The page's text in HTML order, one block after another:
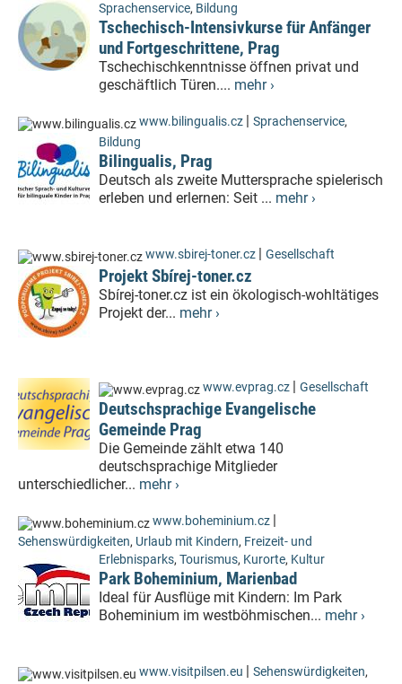
Sprachenservice, Bildung
Tschechisch-Intensivkurse für Anfänger
und Fortgeschrittene, Prag
Tschechischkenntnisse öffnen privat und
geschäftlich Türen.... mehr ›
www.bilingualis.cz | Sprachenservice,
Bildung
Bilingualis, Prag
Deutsch als zweite Muttersprache spielerisch
erleben und erlernen: Seit ... mehr ›
www.sbirej-toner.cz | Gesellschaft
Projekt Sbírej-toner.cz
Sbírej-toner.cz ist ein ökologisch-wohltätiges
Projekt der... mehr ›
www.evprag.cz | Gesellschaft
Deutschsprachige Evangelische
Gemeinde Prag
Die Gemeinde zählt etwa 140
deutschsprachige Mitglieder
unterschiedlicher... mehr ›
www.boheminium.cz |
Sehenswürdigkeiten, Urlaub mit Kindern, Freizeit- und
Erlebnisparks, Tourismus, Kurorte, Kultur
Park Boheminium, Marienbad
Ideal für Ausflüge mit Kindern: Im Park
Boheminium im westböhmischen... mehr ›
www.visitpilsen.eu | Sehenswürdigkeiten,